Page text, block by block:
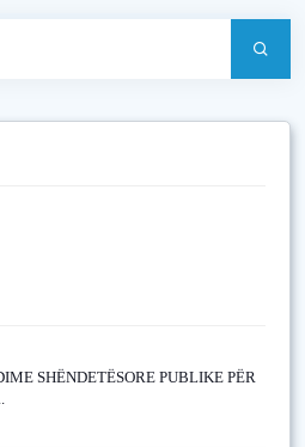
SHËNDETËSORE PUBLIKE PËR